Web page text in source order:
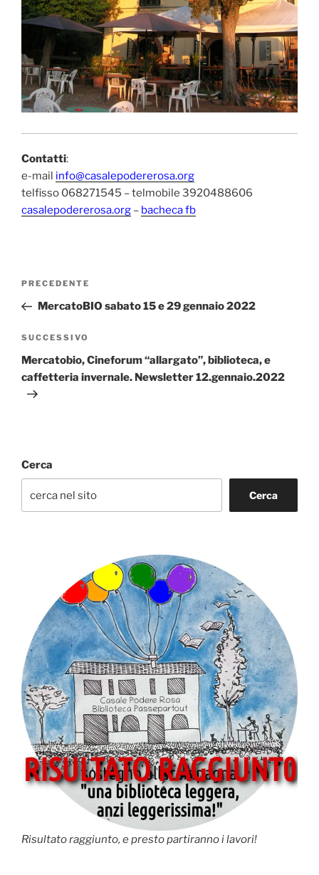
Contatti:
e-mail info@casalepodererosa.org
telfisso 068271545 – telmobile 3920488606
casalepodererosa.org – bacheca fb
Navigazione
Articolo
precedente:
PRECEDENTE
MercatoBIO sabato 15 e 29 gennaio 2022
Articolo
successivo
SUCCESSIVO
Mercatobio, Cineforum “allargato”, biblioteca, e
caffetteria invernale. Newsletter 12.gennaio.2022
Cerca
Cerca
Risultato raggiunto, e presto partiranno i lavori!